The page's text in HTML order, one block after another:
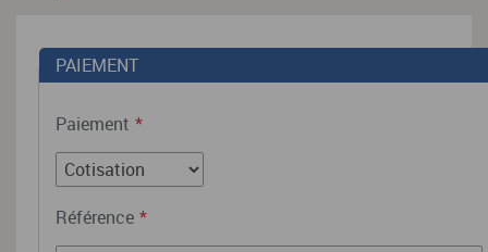
PAIEMENT
Paiement *
Référence *